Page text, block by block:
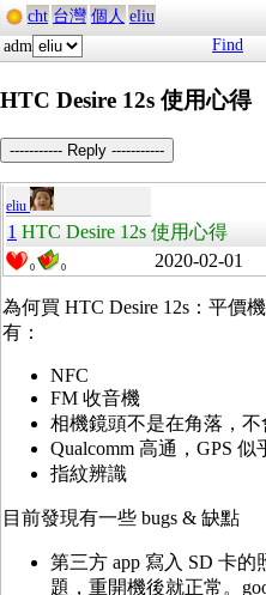
cht 台灣 個人 eliu
adm
Find
HTC Desire 12s 使用心得
----------- Reply -----------
eliu
1 HTC Desire 12s 使用心得
0 0 2020-02-01
為何買 HTC Desire 12s：平價
有：
NFC
FM 收音機
相機鏡頭不是在角落，不
Qualcomm 高通，GPS
指紋辨識
目前發現有一些 bugs & 缺點
第三方 app 寫入 SD 卡的
題，重開機後就正常。